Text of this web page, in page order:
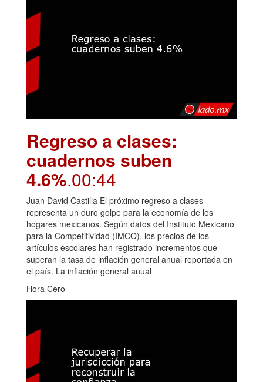
Regreso a clases:
cuadernos suben
4.6%.00:44
Juan David Castilla El próximo regreso a clases
representa un duro golpe para la economía de los
hogares mexicanos. Según datos del Instituto Mexicano
para la Competitividad (IMCO), los precios de los
artículos escolares han registrado incrementos que
superan la tasa de inflación general anual reportada en
el país. La inflación general anual
Hora Cero